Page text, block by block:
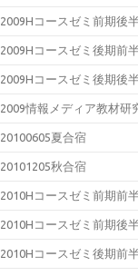
2009Hコースゼミ前期後
2009Hコースゼミ後期前
2009Hコースゼミ後期後
2009情報メディア教材研
20100605夏合宿
20101205秋合宿
2010Hコースゼミ前期前
2010Hコースゼミ前期後
2010Hコースゼミ後期前